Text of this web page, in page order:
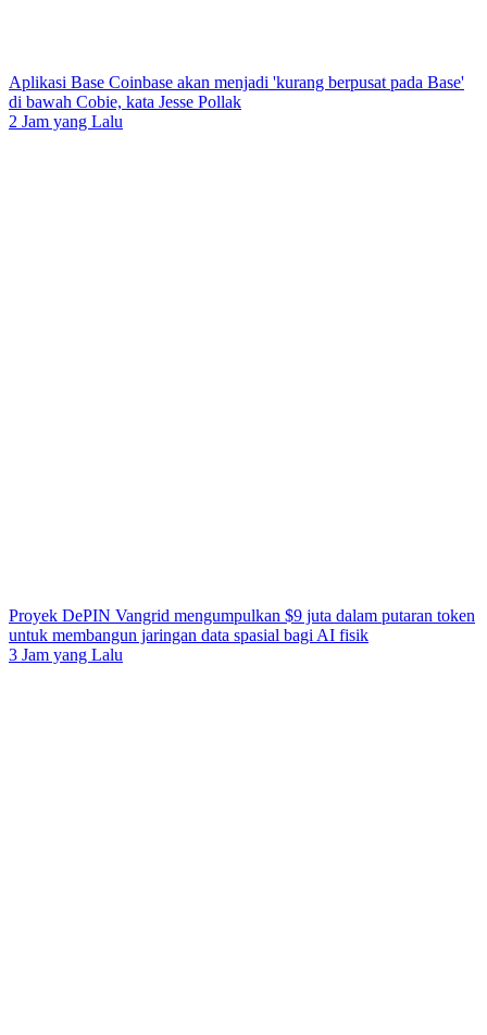
Aplikasi Base Coinbase akan menjadi 'kurang berpusat pada Base'
di bawah Cobie, kata Jesse Pollak
2 Jam yang Lalu
Proyek DePIN Vangrid mengumpulkan $9 juta dalam putaran token
untuk membangun jaringan data spasial bagi AI fisik
3 Jam yang Lalu